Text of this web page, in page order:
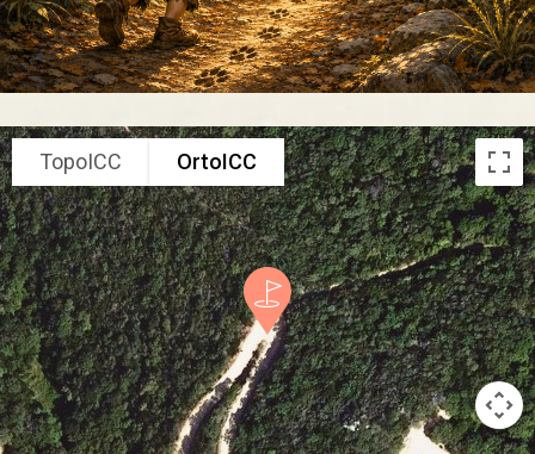
TopoICC OrtoICC